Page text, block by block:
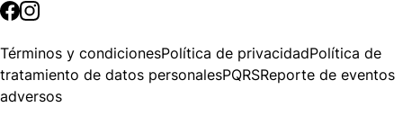
Términos y condicionesPolítica de privacidadPolítica de
tratamiento de datos personalesPQRSReporte de eventos
adversos